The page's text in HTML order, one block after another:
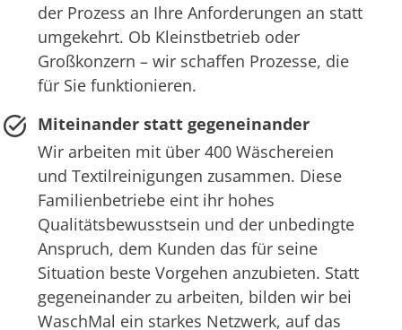
der Prozess an Ihre Anforderungen an statt
umgekehrt. Ob Kleinstbetrieb oder
Großkonzern – wir schaffen Prozesse, die
für Sie funktionieren.
Miteinander statt gegeneinander
Wir arbeiten mit über 400 Wäschereien
und Textilreinigungen zusammen. Diese
Familienbetriebe eint ihr hohes
Qualitätsbewusstsein und der unbedingte
Anspruch, dem Kunden das für seine
Situation beste Vorgehen anzubieten. Statt
gegeneinander zu arbeiten, bilden wir bei
WaschMal ein starkes Netzwerk, auf das